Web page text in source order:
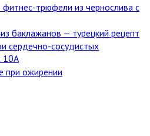
трюфели из чернослива с
баклажанов — турецкий рецепт
сердечно-сосудистых
10А
при ожирении